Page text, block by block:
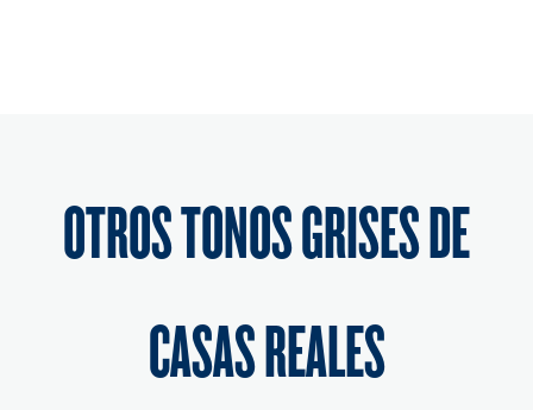
OTROS TONOS GRISES DE
CASAS REALES